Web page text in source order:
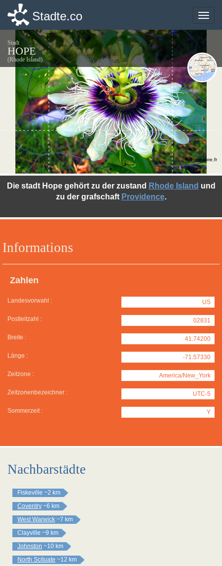
Toggle
Stadte.co
Stadt
HOPE
(Rhode Island)
Informations
Zahlen
Landesvorwahl : US
Postleitzahl : 02831
Breite : 41.74200
Länge : -71.57330
Zeitzone : America/New_York
Zeitzonenbezeichner : UTC-5
Sommerzeit : Y
Die stadt Hope gehört zu der zustand Rhode Island und
zu der grafschaft Providence.
©photo-libre.fr
Nachbarstädte
Fiskeville ~2 km
Coventry ~6 km
West Warwick ~7 km
Clayville ~9 km
Johnston ~10 km
North Scituate ~12 km
Toggle
Stadte.co